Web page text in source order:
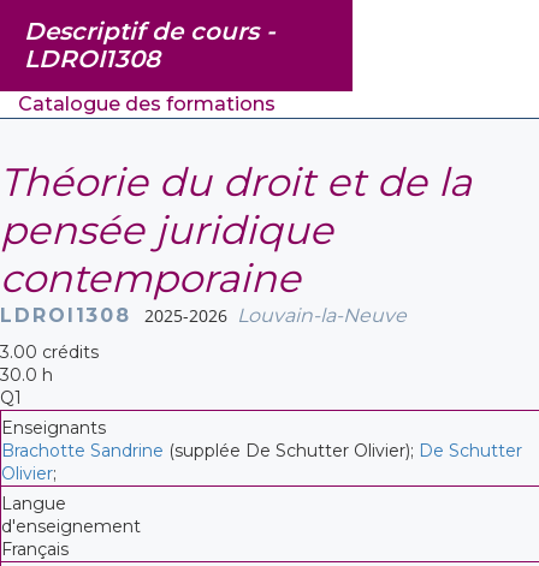
Descriptif de cours -
LDROI1308
Catalogue des formations
Théorie du droit et de la
pensée juridique
contemporaine
LDROI1308 2025-2026 Louvain-la-Neuve
3.00 crédits
30.0 h
Q1
Enseignants
Brachotte Sandrine (supplée De Schutter Olivier); De Schutter
Olivier;
Langue
d'enseignement
Français